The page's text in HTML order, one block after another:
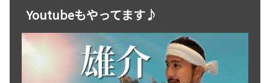
Youtubeもやってます♪